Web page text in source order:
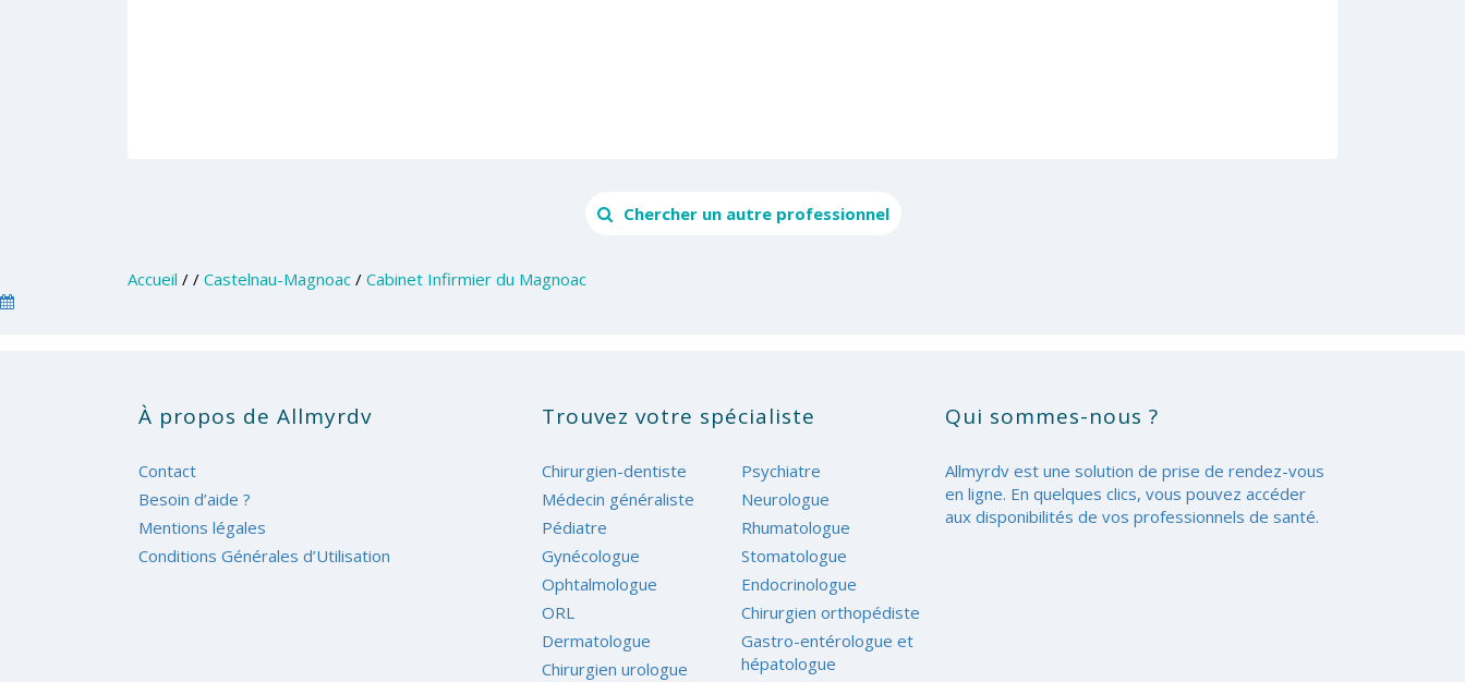
Chercher un autre professionnel
Accueil / / Castelnau-Magnoac / Cabinet Infirmier du Magnoac
À propos de Allmyrdv
Contact
Besoin d’aide ?
Mentions légales
Conditions Générales d’Utilisation
Trouvez votre spécialiste
Chirurgien-dentiste
Médecin généraliste
Pédiatre
Gynécologue
Ophtalmologue
ORL
Dermatologue
Chirurgien urologue
Psychiatre
Neurologue
Rhumatologue
Stomatologue
Endocrinologue
Chirurgien orthopédiste
Gastro-entérologue et
hépatologue
Qui sommes-nous ?
Allmyrdv est une solution de prise de rendez-vous
en ligne. En quelques clics, vous pouvez accéder
aux disponibilités de vos professionnels de santé.